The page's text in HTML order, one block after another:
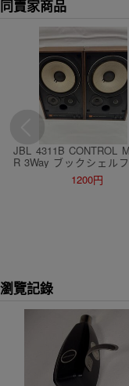
同賣家商品
JBL 4311B CONTROL
R 3Way ブックシェル
ピーカー ペア1200円
瀏覽記錄